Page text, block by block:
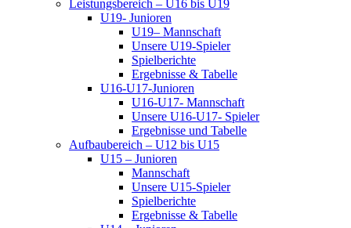
Leistungsbereich – U16 bis U19
U19- Junioren
U19– Mannschaft
Unsere U19-Spieler
Spielberichte
Ergebnisse & Tabelle
U16-U17-Junioren
U16-U17- Mannschaft
Unsere U16-U17- Spieler
Ergebnisse und Tabelle
Aufbaubereich – U12 bis U15
U15 – Junioren
Mannschaft
Unsere U15-Spieler
Spielberichte
Ergebnisse & Tabelle